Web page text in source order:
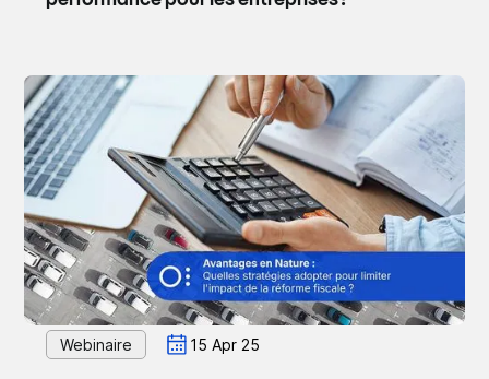
Webinaire 15 Apr 25